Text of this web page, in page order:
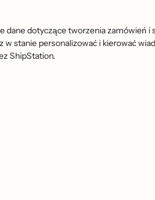
dane dotyczące tworzenia zamówień i
stanie personalizować i kierować
ShipStation.